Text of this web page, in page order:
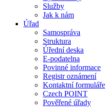
Služby
Jak k nám
Úřad
Samospráva
Struktura
Úřední deska
E-podatelna
Povinné informace
Registr oznámení
Kontaktní formuláře
Czech POINT
Pověřené úřady